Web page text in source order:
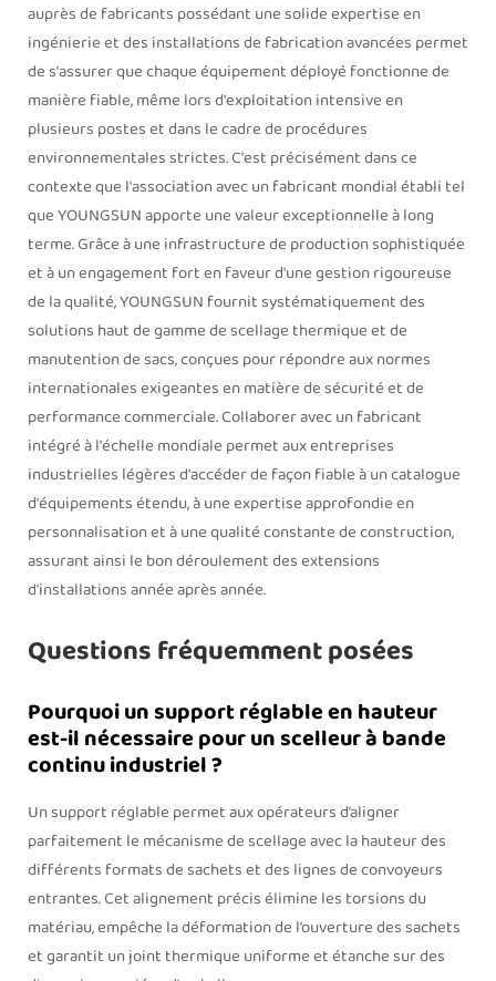
auprès de fabricants possédant une solide expertise en
ingénierie et des installations de fabrication avancées permet
de s'assurer que chaque équipement déployé fonctionne de
manière fiable, même lors d'exploitation intensive en
plusieurs postes et dans le cadre de procédures
environnementales strictes. C'est précisément dans ce
contexte que l'association avec un fabricant mondial établi tel
que YOUNGSUN apporte une valeur exceptionnelle à long
terme. Grâce à une infrastructure de production sophistiquée
et à un engagement fort en faveur d'une gestion rigoureuse
de la qualité, YOUNGSUN fournit systématiquement des
solutions haut de gamme de scellage thermique et de
manutention de sacs, conçues pour répondre aux normes
internationales exigeantes en matière de sécurité et de
performance commerciale. Collaborer avec un fabricant
intégré à l'échelle mondiale permet aux entreprises
industrielles légères d'accéder de façon fiable à un catalogue
d'équipements étendu, à une expertise approfondie en
personnalisation et à une qualité constante de construction,
assurant ainsi le bon déroulement des extensions
d'installations année après année.
Questions fréquemment posées
Pourquoi un support réglable en hauteur
est-il nécessaire pour un scelleur à bande
continu industriel ?
Un support réglable permet aux opérateurs d’aligner
parfaitement le mécanisme de scellage avec la hauteur des
différents formats de sachets et des lignes de convoyeurs
entrantes. Cet alignement précis élimine les torsions du
matériau, empêche la déformation de l’ouverture des sachets
et garantit un joint thermique uniforme et étanche sur des